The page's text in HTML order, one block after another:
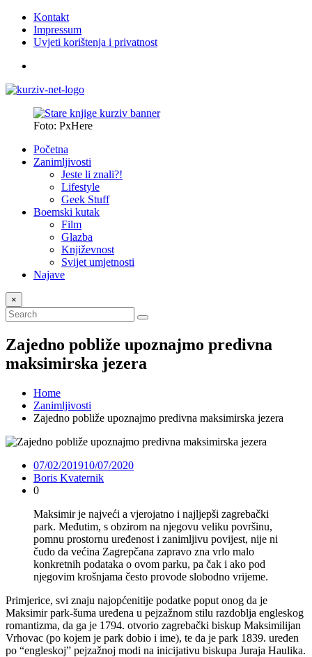
Kontakt
Impressum
Uvjeti korištenja i privatnost
Foto: PxHere
Početna
Zanimljivosti
Jeste li znali?!
Lifestyle
Geek Stuff
Boemski kutak
Film
Glazba
Književnost
Svijet umjetnosti
Najave
×
Zajedno pobliže upoznajmo predivna
maksimirska jezera
Home
Zanimljivosti
Zajedno pobliže upoznajmo predivna maksimirska jezera
07/02/201910/07/2020
Boris Kvaternik
0
Maksimir je najveći a vjerojatno i najljepši zagrebački
park. Međutim, s obzirom na njegovu veliku površinu,
pomnu prostornu uređenost i zanimljivu povijest, nije ni
čudo da većina Zagrepčana zapravo zna vrlo malo
konkretnih podataka o ovom parku, pa čak i ako pod
njegovim krošnjama često provode slobodno vrijeme.
Primjerice, svi znaju najopćenitije podatke poput onog da je
Maksimir park-šuma uređena u pejzažnom stilu razdoblja engleskog
romantizma, da ga je 1794. otvorio zagrebački biskup Maksimilijan
Vrhovac (po kojem je park dobio i ime), te da je park 1839. uređen
po “engleskoj” pejzažnoj modi na inicijativu biskupa Juraja Haulika.